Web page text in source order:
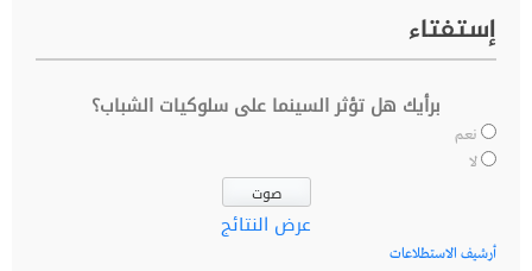
إستفتاء
برأيك هل تؤثر السينما على سلوكيات الشباب؟
نعم
لا
عرض النتائج
أرشيف الاستطلاعات